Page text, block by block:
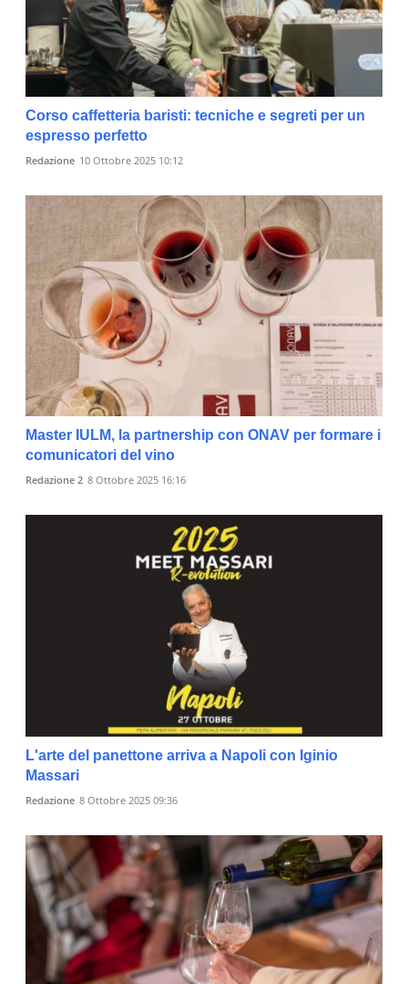
Corso caffetteria baristi: tecniche e segreti per un
espresso perfetto
Redazione 10 Ottobre 2025 10:12
Master IULM, la partnership con ONAV per formare i
comunicatori del vino
Redazione 2 8 Ottobre 2025 16:16
L'arte del panettone arriva a Napoli con Iginio
Massari
Redazione 8 Ottobre 2025 09:36